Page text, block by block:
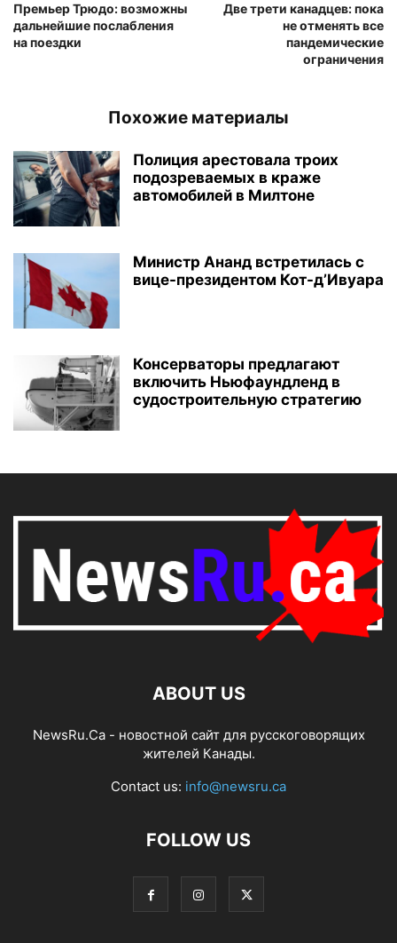
Премьер Трюдо: возможны
дальнейшие послабления
на поездки
Две трети канадцев: пока
не отменять все
пандемические
ограничения
Похожие материалы
Полиция арестовала троих
подозреваемых в краже
автомобилей в Милтоне
Министр Ананд встретилась с
вице-президентом Кот-д’Ивуара
Консерваторы предлагают
включить Ньюфаундленд в
судостроительную стратегию
ABOUT US
NewsRu.Ca - новостной сайт для русскоговорящих
жителей Канады.
Contact us: info@newsru.ca
FOLLOW US